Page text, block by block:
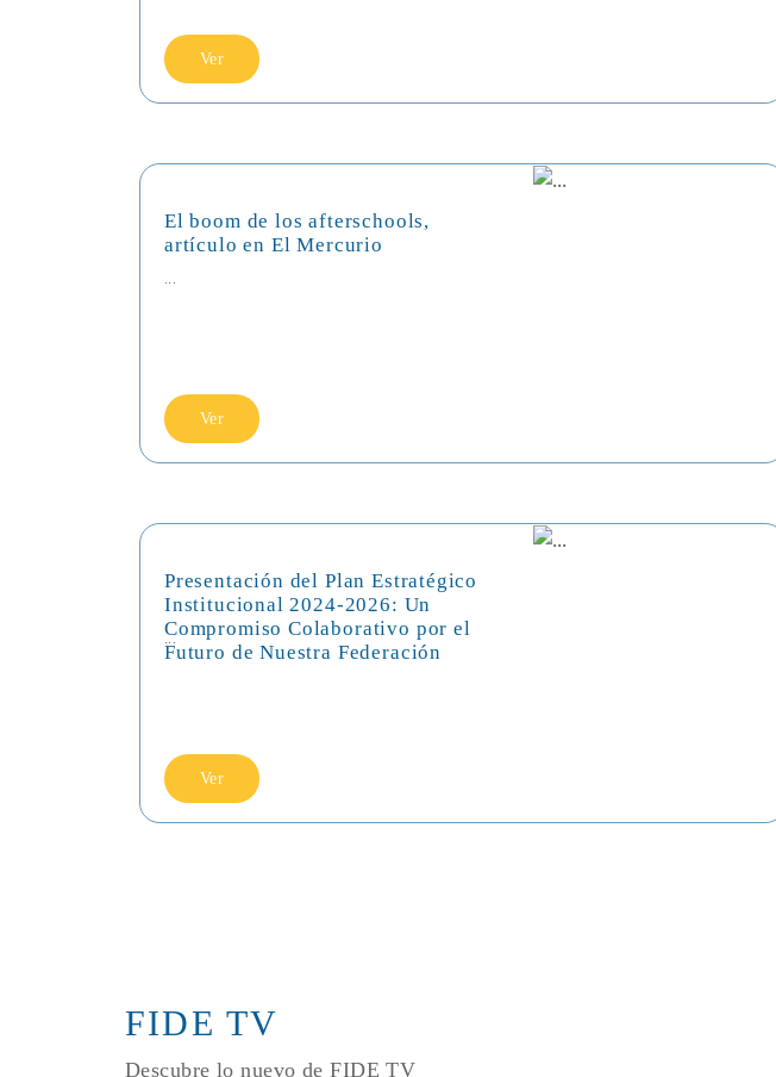
Ver
El boom de los afterschools,
artículo en El Mercurio
Ver
Presentación del Plan Estratégico
Institucional 2024-2026: Un
Compromiso Colaborativo por el
Futuro de Nuestra Federación
...
Ver
FIDE TV
Descubre lo nuevo de FIDE TV